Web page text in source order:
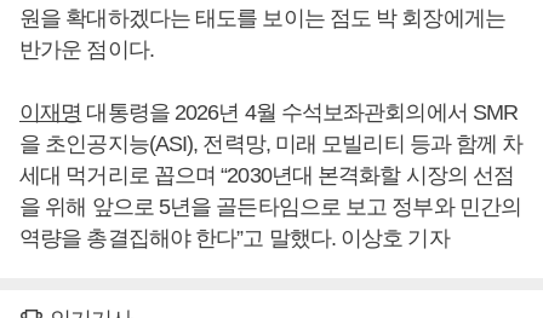
원을 확대하겠다는 태도를 보이는 점도 박 회장에게는
반가운 점이다.
이재명 대통령을 2026년 4월 수석보좌관회의에서 SMR
을 초인공지능(ASI), 전력망, 미래 모빌리티 등과 함께 차
세대 먹거리로 꼽으며 “2030년대 본격화할 시장의 선점
을 위해 앞으로 5년을 골든타임으로 보고 정부와 민간의
역량을 총결집해야 한다”고 말했다. 이상호 기자